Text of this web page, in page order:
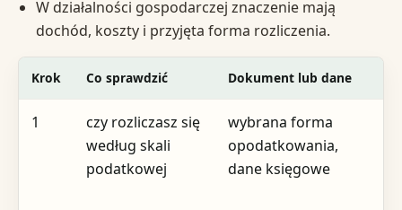
W działalności gospodarczej znaczenie mają
dochód, koszty i przyjęta forma rozliczenia.
Krok Co sprawdzić Dokument lub dane
1
czy rozliczasz się
według skali
podatkowej
wybrana forma
opodatkowania,
dane księgowe